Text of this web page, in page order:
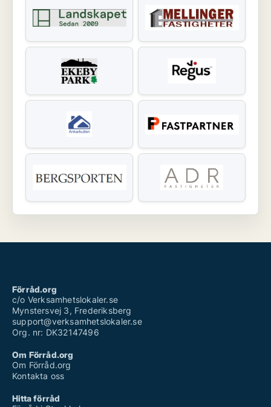
Förråd.org
c/o Verksamhetslokaler.se
Mynstersvej 3, Frederiksberg
support@verksamhetslokaler.se
Org. nr: DK32147496
Om Förråd.org
Om Förråd.org
Kontakta oss
Hitta förråd